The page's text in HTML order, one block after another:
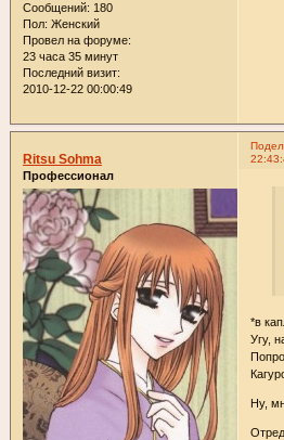
Сообщений: 180
Пол: Женский
Провел на форуме:
23 часа 35 минут
Последний визит:
2010-12-22 00:00:49
Ritsu Sohma
Профессионал
*в
Угу,
Ну,